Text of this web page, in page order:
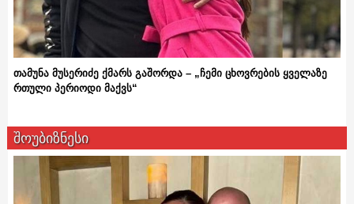
თამუნა მუსერიძე ქმარს გაშორდა – „ჩემი ცხოვრების ყველაზე
რთული პერიოდი მაქვს“
შოუბიზნესი